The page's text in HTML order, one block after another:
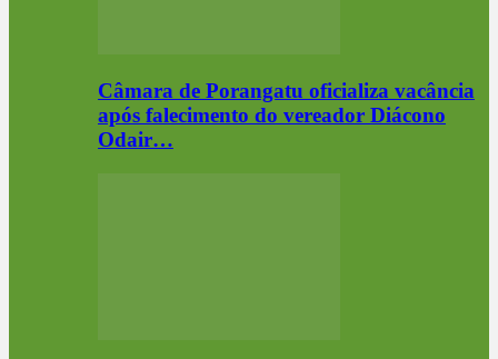
Câmara de Porangatu oficializa vacância
após falecimento do vereador Diácono
Odair…